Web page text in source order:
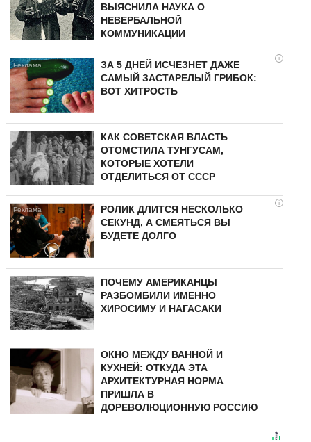
ВЫЯСНИЛА НАУКА О
НЕВЕРБАЛЬНОЙ
КОММУНИКАЦИИ
i
ЗА 5 ДНЕЙ ИСЧЕЗНЕТ ДАЖЕ
САМЫЙ ЗАСТАРЕЛЫЙ ГРИБОК:
ВОТ ХИТРОСТЬ
КАК СОВЕТСКАЯ ВЛАСТЬ
ОТОМСТИЛА ТУНГУCAМ,
КОТОРЫЕ ХОТЕЛИ
ОТДЕЛИТЬСЯ ОТ СССР
i
РОЛИК ДЛИТСЯ НЕСКОЛЬКО
СЕКУНД, А СМЕЯТЬСЯ ВЫ
БУДЕТЕ ДОЛГО
ПОЧЕМУ АМЕРИКАНЦЫ
РАЗБОМБИЛИ ИМЕННО
ХИРОСИМУ И НАГАСАКИ
ОКНО МЕЖДУ ВАННОЙ И
КУХНЕЙ: ОТКУДА ЭТА
АРХИТЕКТУРНАЯ НОРМА
ПРИШЛА В
ДОРЕВОЛЮЦИОННУЮ РОССИЮ